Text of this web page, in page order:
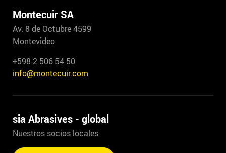
Montecuir SA
Av. 8 de Octubre 4599
Montevideo
+598 2 506 54 50
info@montecuir.com
sia Abrasives - global
Nuestros socios locales